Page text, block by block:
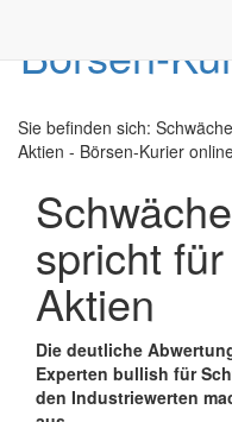
Sie befinden sich:
Aktien - Börsen-Kurier
spricht
Aktien
Die deutliche
Experten bullish für
den Industriewerten